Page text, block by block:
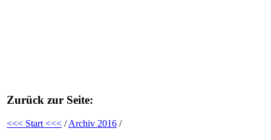
Zurück zur Seite:
<<< Start <<< /Archiv 2016 /